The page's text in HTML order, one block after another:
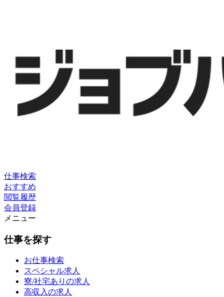
仕事検索
おすすめ
閲覧履歴
会員登録
メニュー
仕事を探す
お仕事検索
スペシャル求人
寮/社宅ありの求人
高収入の求人